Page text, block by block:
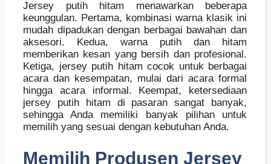
Jersey putih hitam menawarkan beberapa
keunggulan. Pertama, kombinasi warna klasik ini
mudah dipadukan dengan berbagai bawahan dan
aksesori. Kedua, warna putih dan hitam
memberikan kesan yang bersih dan profesional.
Ketiga, jersey putih hitam cocok untuk berbagai
acara dan kesempatan, mulai dari acara formal
hingga acara informal. Keempat, ketersediaan
jersey putih hitam di pasaran sangat banyak,
sehingga Anda memiliki banyak pilihan untuk
memilih yang sesuai dengan kebutuhan Anda.
Memilih Produsen Jersey